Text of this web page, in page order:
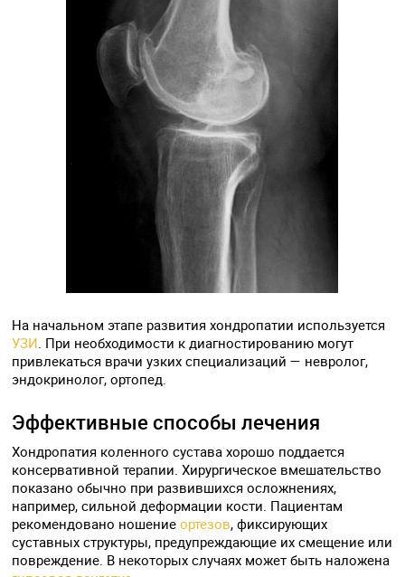
На начальном этапе развития хондропатии используется
УЗИ . При необходимости к диагностированию могут
привлекаться врачи узких специализаций — невролог,
эндокринолог, ортопед.
Эффективные способы лечения
Хондропатия коленного сустава хорошо поддается
консервативной терапии. Хирургическое вмешательство
показано обычно при развившихся осложнениях,
например, сильной деформации кости. Пациентам
рекомендовано ношениеортезов, фиксирующих
суставных структуры, предупреждающие их смещение или
повреждение. В некоторых случаях может быть наложена